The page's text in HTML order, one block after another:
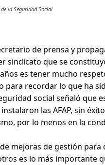
la Seguridad Social
de prensa y
sindicato que se
es tener mucho
para recordar lo que ha
social señaló
las AFAP, sin
por lo menos en la
mejoras de gestión
es lo más